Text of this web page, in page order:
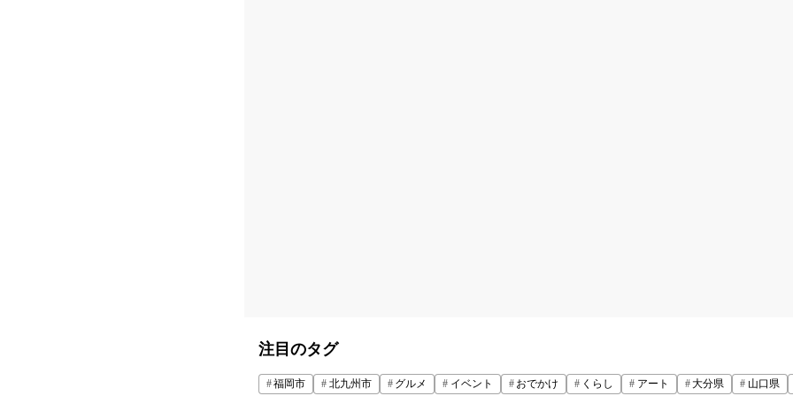
注目のタグ
福岡市 北九州市 グルメ イベント おでかけ くらし アート 大分県 山口県